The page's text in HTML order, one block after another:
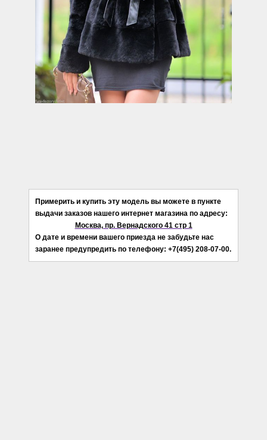
Примерить и купить эту модель вы можете в пункте
выдачи заказов нашего интернет магазина по адресу:
Москва, пр. Вернадского 41 стр 1
О дате и времени вашего приезда не забудьте нас
заранее предупредить по телефону: +7(495) 208-07-00.